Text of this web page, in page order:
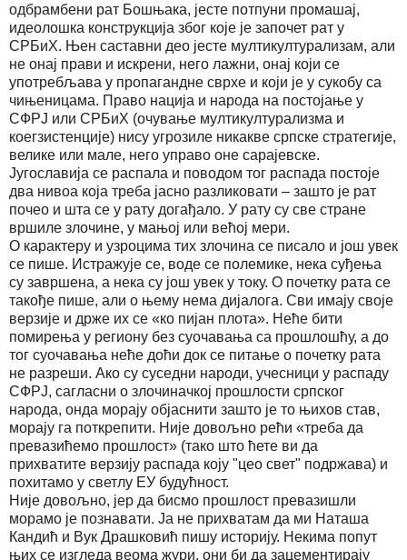
одбрамбени рат Бошњака, јесте потпуни промашај,
идеолошка конструкција због које је започет рат у
СРБиХ. Њен саставни део јесте мултикултурализам, али
не онај прави и искрени, него лажни, онај који се
употребљава у пропагандне сврхе и који је у сукобу са
чињеницама. Право нација и народа на постојање у
СФРЈ или СРБиХ (очување мултикултурализма и
коегзистенције) нису угрозиле никакве српске стратегије,
велике или мале, него управо оне сарајевске.
Југославија се распала и поводом тог распада постоје
два нивоа која треба јасно разликовати – зашто је рат
почео и шта се у рату догађало. У рату су све стране
вршиле злочине, у мањој или већој мери.
О карактеру и узроцима тих злочина се писало и још увек
се пише. Истражује се, воде се полемике, нека суђења
су завршена, а нека су још увек у току. О почетку рата се
такође пише, али о њему нема дијалога. Сви имају своје
верзије и држе их се «ко пијан плота». Неће бити
помирења у региону без суочавања са прошлошћу, а до
тог суочавања неће доћи док се питање о почетку рата
не разреши. Ако су суседни народи, учесници у распаду
СФРЈ, сагласни о злочиначкој прошлости српског
народа, онда морају објаснити зашто је то њихов став,
морају га поткрепити. Није довољно рећи «треба да
превазићемо прошлост» (тако што ћете ви да
прихватите верзију распада коју "цео свет" подржава) и
похитамо у светлу ЕУ будућност.
Није довољно, јер да бисмо прошлост превазишли
морамо је познавати. Ја не прихватам да ми Наташа
Кандић и Вук Драшковић пишу историју. Некима попут
њих се изгледа веома жури, они би да зацементирају